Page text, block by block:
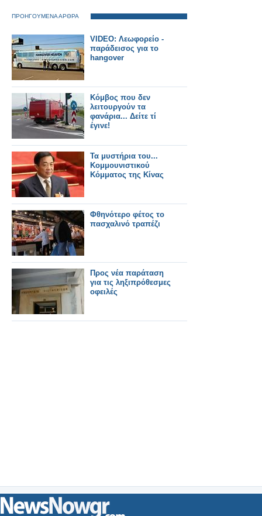
ΠΡΟΗΓΟΥΜΕΝΑ ΑΡΘΡΑ
VIDEO: Λεωφορείο -
παράδεισος για το
hangover
Κόμβος που δεν
λειτουργούν τα
φανάρια... Δείτε τί
έγινε!
Τα μυστήρια του...
Κομμουνιστικού
Κόμματος της Κίνας
Φθηνότερο φέτος το
πασχαλινό τραπέζι
Προς νέα παράταση
για τις ληξιπρόθεσμες
οφειλές